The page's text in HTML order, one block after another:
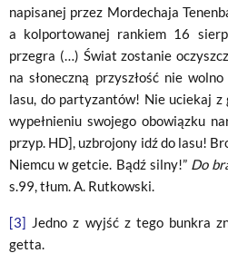
napisanej przez Mordechaja
a kolportowanej rankiem 16
przegra (…) Świat zostanie
na słoneczną przyszłość nie
lasu, do partyzantów! Nie uciekaj z
wypełnieniu swojego obowiązku
przyp. HD], uzbrojony idź do lasu!
Niemcu w getcie. Bądź silny!” Do
s.99, tłum. A. Rutkowski.
[3] Jedno z wyjść z tego bunkra
getta.